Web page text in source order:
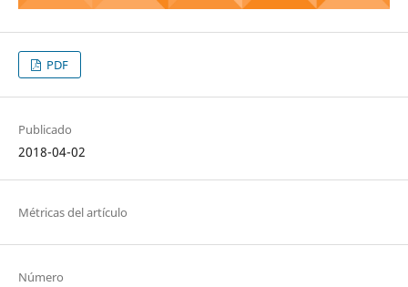
PDF
Publicado
2018-04-02
Métricas del artículo
Número